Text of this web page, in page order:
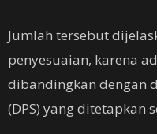
Jumlah tersebut
penyesuaian, karena
dibandingkan dengan
(DPS) yang ditetapkan